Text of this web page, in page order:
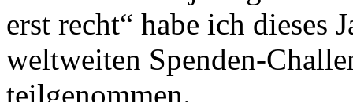
erst recht“ habe ich dieses
weltweiten Spenden-
teilgenommen.